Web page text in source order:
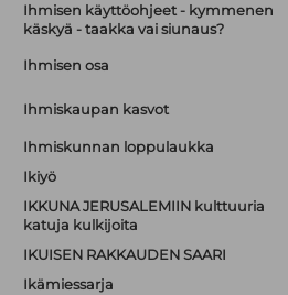
Ihmisen käyttöohjeet - kymmenen
käskyä - taakka vai siunaus?
Ihmisen osa
Ihmiskaupan kasvot
Ihmiskunnan loppulaukka
Ikiyö
IKKUNA JERUSALEMIIN kulttuuria
katuja kulkijoita
IKUISEN RAKKAUDEN SAARI
Ikämiessarja